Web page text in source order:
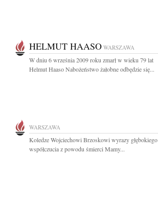
HELMUT HAASO WARSZAWA
W dniu 6 września 2009 roku zmarł w wieku 79 lat
Helmut Haaso Nabożeństwo żałobne odbędzie się...
WARSZAWA
Koledze Wojciechowi Brzoskowi wyrazy głębokiego
współczucia z powodu śmierci Mamy...